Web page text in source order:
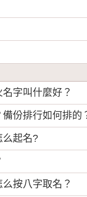
字叫什麼好？
份排行如何排的
么起名?
按八字取名？